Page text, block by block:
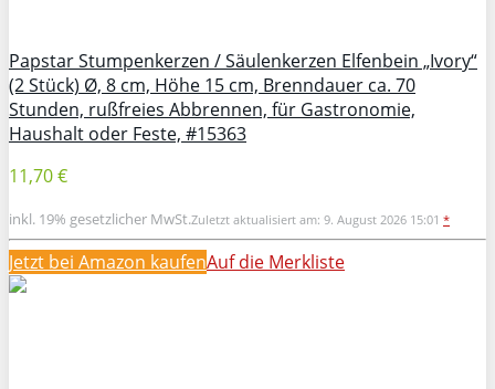
Papstar Stumpenkerzen / Säulenkerzen Elfenbein „Ivory“
(2 Stück) Ø, 8 cm, Höhe 15 cm, Brenndauer ca. 70
Stunden, rußfreies Abbrennen, für Gastronomie,
Haushalt oder Feste, #15363
11,70 €
inkl. 19% gesetzlicher MwSt.Zuletzt aktualisiert am: 9. August 2026 15:01 *
Jetzt bei Amazon kaufenAuf die Merkliste